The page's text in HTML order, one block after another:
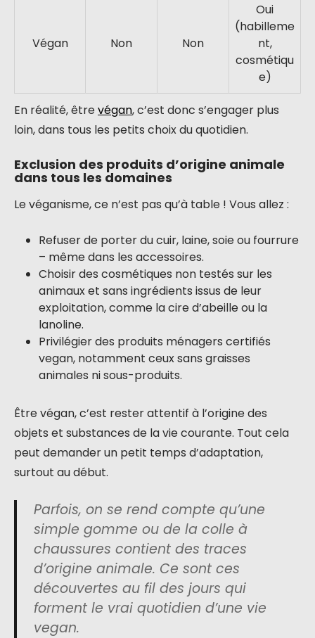
Végan Non Non
Oui
(habilleme
nt,
cosmétiqu
e)
En réalité, êtrevégan, c’est donc s’engager plus
loin, dans tous les petits choix du quotidien.
Exclusion des produits d’origine animale
dans tous les domaines
Le véganisme, ce n’est pas qu’à table ! Vous allez :
Refuser de porter du cuir, laine, soie ou fourrure
– même dans les accessoires.
Choisir des cosmétiques non testés sur les
animaux et sans ingrédients issus de leur
exploitation, comme la cire d’abeille ou la
lanoline.
Privilégier des produits ménagers certifiés
vegan, notamment ceux sans graisses
animales ni sous-produits.
Être végan, c’est rester attentif à l’origine des
objets et substances de la vie courante. Tout cela
peut demander un petit temps d’adaptation,
surtout au début.
Parfois, on se rend compte qu’une
simple gomme ou de la colle à
chaussures contient des traces
d’origine animale. Ce sont ces
découvertes au fil des jours qui
forment le vrai quotidien d’une vie
vegan.